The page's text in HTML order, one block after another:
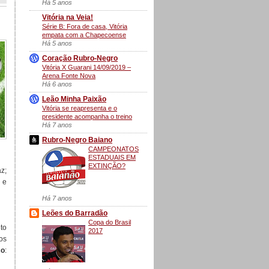
e
:
Há 5 anos
Vitória na Veia!
Série B: Fora de casa, Vitória
empata com a Chapecoense
Há 5 anos
Coração Rubro-Negro
Vitória X Guarani 14/09/2019 –
Arena Fonte Nova
Há 6 anos
Leão Minha Paixão
Vitória se reapresenta e o
presidente acompanha o treino
Há 7 anos
Rubro-Negro Baiano
CAMPEONATOS
ESTADUAIS EM
EXTINÇÃO?
Há 7 anos
Leões do Barradão
Copa do Brasil
2017